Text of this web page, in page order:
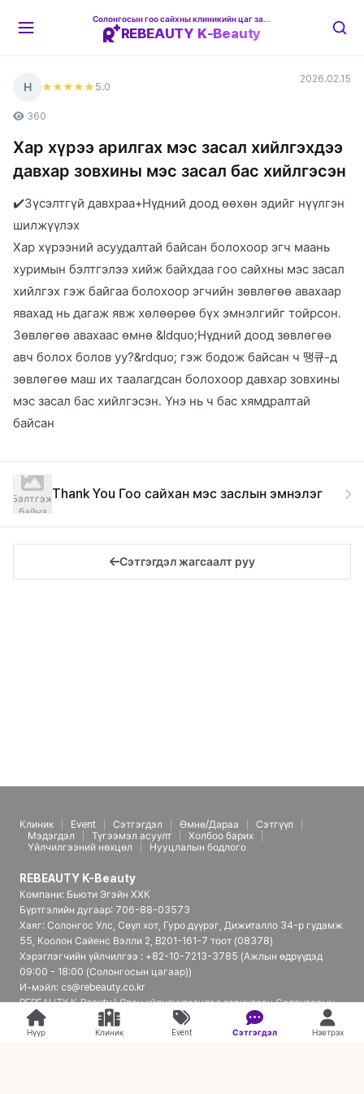
REBEAUTY K-Beauty
Н ★★★★★ 5.0
2026.02.15
360
Хар хүрээ арилгах мэс засал хийлгэхдээ
давхар зовхины мэс засал бас хийлгэсэн
✔️Зүсэлтгүй давхраа+Нүдний доод өөхөн эдийг нүүлгэн
шилжүүлэх
Хар хүрээний асуудалтай байсан болохоор эгч маань
хуримын бэлтгэлээ хийж байхдаа гоо сайхны мэс засал
хийлгэх гэж байгаа болохоор эгчийн зөвлөгөө авахаар
явахад нь дагаж явж хөлөөрөө бүх эмнэлгийг тойрсон.
Зөвлөгөө авахаас өмнө &ldquo;Нүдний доод зөвлөгөө
авч болох болов уу?&rdquo; гэж бодож байсан ч 땡큐-д
зөвлөгөө маш их таалагдсан болохоор давхар зовхины
мэс засал бас хийлгэсэн. Үнэ нь ч бас хямдралтай
байсан
Бэлтгэж
байна
Thank You Гоо сайхан мэс заслын эмнэлэг
Сэтгэгдэл жагсаалт руу
Клиник Event Сэтгэгдэл Өмнө/Дараа
Сэтгүүл
Мэдэгдэл
Түгээмэл асуулт
Холбоо барих
Үйлчилгээний нөхцөл
Нууцлалын бодлого
REBEAUTY K-Beauty
Компани: Бьюти Эгэйн ХХК
Бүртгэлийн дугаар: 706-88-03573
Хаяг: Солонгос Улс, Сөүл хот, Гуро дүүрэг, Дижиталло 34-р гудамж
55, Коолон Сайенс Вэлли 2, B201-161-7 тоот (08378)
Хэрэглэгчийн үйлчилгээ : +82-10-7213-3785 (Ажлын өдрүүдэд
09:00 - 18:00 (Солонгосын цагаар))
И-мэйл: cs@rebeauty.co.kr
REBEAUTY K-Beauty | Япон үйлчлүүлэгчдэд зориулсан Солонгосын
гоо сайхны эмнэлгийн платформ
Нүүр Клиник Event Сэтгэгдэл Нэвтрэх